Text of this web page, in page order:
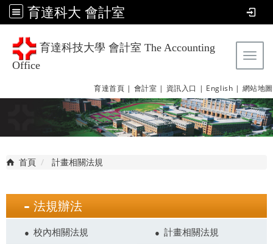
育達科大 會計室
育達科技大學 會計室 The Accounting
Office
育達首頁 | 會計室 | 資訊入口 | English | 網站地圖
首頁 計畫相關法規
法規辦法
校內相關法規 計畫相關法規